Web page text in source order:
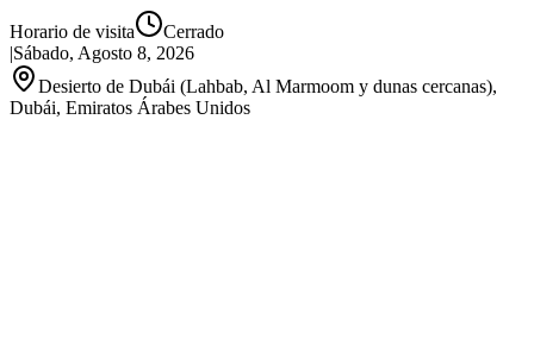
Horario de visita
Cerrado
|Sábado, Agosto 8, 2026
Desierto de Dubái (Lahbab, Al Marmoom y dunas cercanas),
Dubái, Emiratos Árabes Unidos